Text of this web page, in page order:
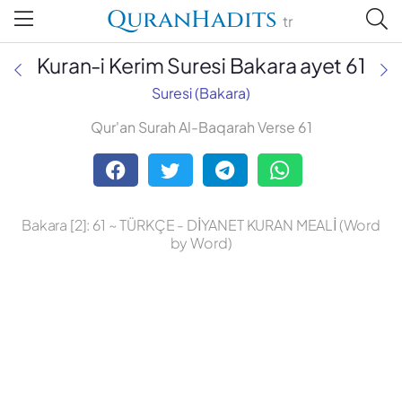
QuranHadits tr
Abdulbaki Gölpınarlı
Adem Uğur
Ali Bulaç
Kuran-i Kerim Suresi Bakara ayet 61
Suresi (Bakara)
Qur'an Surah Al-Baqarah Verse 61
Bakara [2]: 61 ~ TÜRKÇE - DİYANET KURAN MEALİ (Word
by Word)